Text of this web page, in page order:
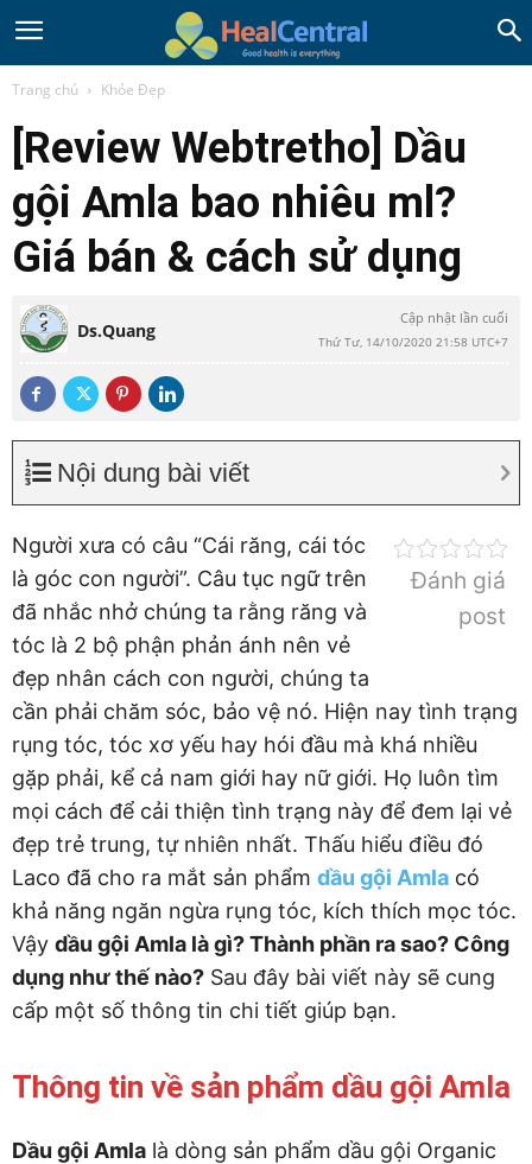
Trang chủ Khỏe Đẹp
[Review Webtretho] Dầu
gội Amla bao nhiêu ml?
Giá bán & cách sử dụng
Ds.Quang
Cập nhật lần cuối
Thứ Tư, 14/10/2020 21:58 UTC+7
Nội dung bài viết
Đánh giá
post
Người xưa có câu “Cái răng, cái tóc
là góc con người”. Câu tục ngữ trên
đã nhắc nhở chúng ta rằng răng và
tóc là 2 bộ phận phản ánh nên vẻ
đẹp nhân cách con người, chúng ta
cần phải chăm sóc, bảo vệ nó. Hiện nay tình trạng
rụng tóc, tóc xơ yếu hay hói đầu mà khá nhiều
gặp phải, kể cả nam giới hay nữ giới. Họ luôn tìm
mọi cách để cải thiện tình trạng này để đem lại vẻ
đẹp trẻ trung, tự nhiên nhất. Thấu hiểu điều đó
Laco đã cho ra mắt sản phẩm dầu gội Amla có
khả năng ngăn ngừa rụng tóc, kích thích mọc tóc.
Vậy dầu gội Amla là gì? Thành phần ra sao? Công
dụng như thế nào? Sau đây bài viết này sẽ cung
cấp một số thông tin chi tiết giúp bạn.
Thông tin về sản phẩm dầu gội Amla
Dầu gội Amla là dòng sản phẩm dầu gội Organic